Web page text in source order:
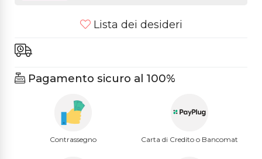
Lista dei desideri
Pagamento sicuro al 100%
Contrassegno Carta di Credito o Bancomat